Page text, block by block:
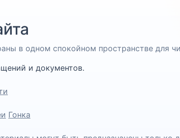
в одном спокойном пространстве для
и документов.
Гонка